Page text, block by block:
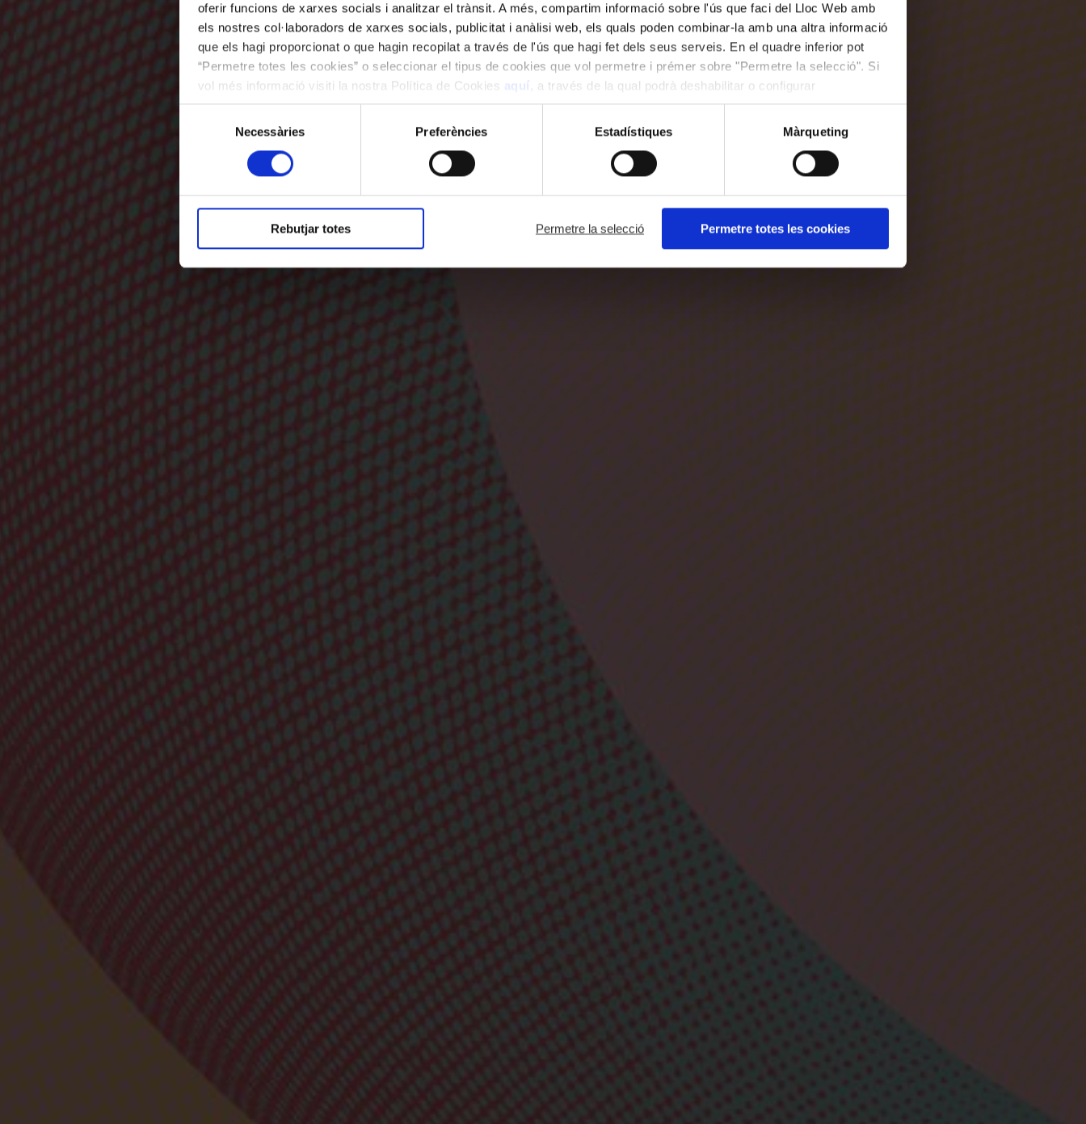
oferir funcions de xarxes socials i analitzar el trànsit. A més, compartim informació sobre l'ús que faci del Lloc Web amb
els nostres col·laboradors de xarxes socials, publicitat i anàlisi web, els quals poden combinar-la amb una altra informació
que els hagi proporcionat o que hagin recopilat a través de l'ús que hagi fet dels seus serveis. En el quadre inferior pot
“Permetre totes les cookies” o seleccionar el tipus de cookies que vol permetre i prémer sobre "Permetre la selecció". Si
vol més informació visiti la nostra Política de Cookies aquí
, a través de la qual podrà deshabilitar o configurar
les cookies en qualsevol moment.
consentiment
Necessàries Preferències Estadístiques Màrqueting
Rebutjar totes Permetre la selecció Permetre totes les cookies